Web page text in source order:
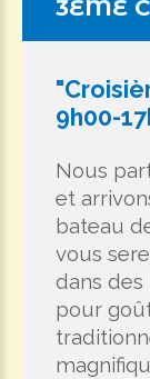
3ÈME
9h00-
Nous
et
bateau
vous
dans des
pour